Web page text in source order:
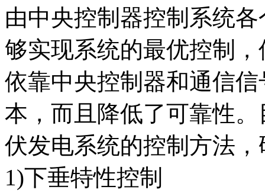
由中央控制器控制系统
够实现系统的最优控制
依靠中央控制器和通信
本，而且降低了可靠性
伏发电系统的控制方法
1)下垂特性控制